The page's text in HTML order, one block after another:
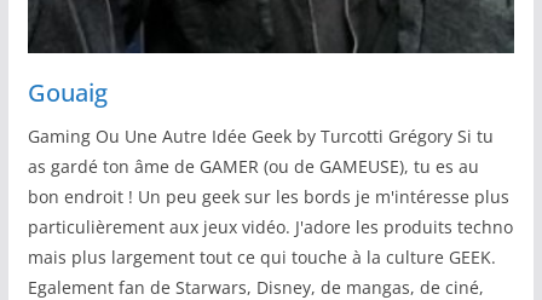
Gouaig
Gaming Ou Une Autre Idée Geek by Turcotti Grégory Si tu
as gardé ton âme de GAMER (ou de GAMEUSE), tu es au
bon endroit ! Un peu geek sur les bords je m'intéresse plus
particulièrement aux jeux vidéo. J'adore les produits techno
mais plus largement tout ce qui touche à la culture GEEK.
Egalement fan de Starwars, Disney, de mangas, de ciné,